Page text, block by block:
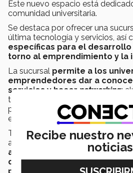
Este nuevo espacio está
comunidad universitaria.
Se destaca por ofrecer una
última tecnología y servicios, así
específicas para el
torno al emprendimiento y la
La sucursal permite a los
emprendedores dar a
servicios y hacer networking;
tendrán un espacio de trabajo
para realizar asesorías y
entre otras actividades.
También en este espacio los
acceder a
un laboratorio que
acercarse a la realidad
que, ya sea como parte de
Recibe nuestro